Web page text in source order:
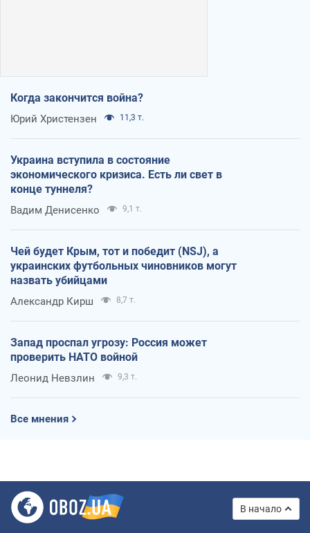
Когда закончится война?
Юрий Христензен 11,3 т.
Украина вступила в состояние
экономического кризиса. Есть ли свет в
конце туннеля?
Вадим Денисенко 9,1 т.
Чей будет Крым, тот и победит (NSJ), а
украинских футбольных чиновников могут
назвать убийцами
Александр Кирш 8,7 т.
Запад проспал угрозу: Россия может
проверить НАТО войной
Леонид Невзлин 9,3 т.
Все мнения
В начало